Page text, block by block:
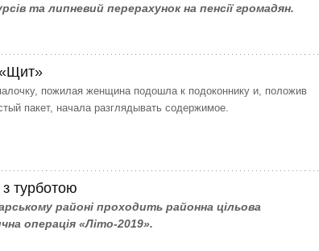
та липневий перерахунок на пенсії громадян.
пожилая женщина подошла к подоконнику и, положив
пакет, начала разглядывать содержимое.
турботою
районі проходить районна цільова
операція «Літо-2019».